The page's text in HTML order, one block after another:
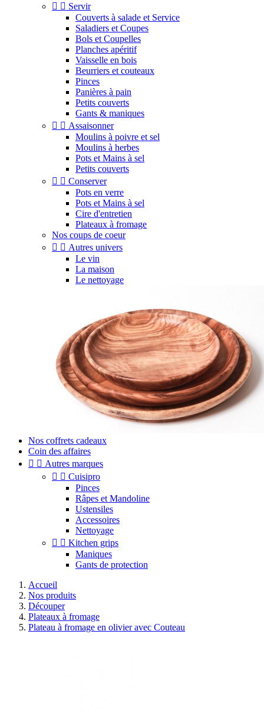
  Servir
Couverts à salade et Service
Saladiers et Coupes
Bols et Coupelles
Planches apéritif
Vaisselle en bois
Beurriers et couteaux
Pinces
Panières à pain
Petits couverts
Gants & maniques
  Assaisonner
Moulins à poivre et sel
Moulins à herbes
Pots et Mains à sel
Petits couverts
  Conserver
Pots en verre
Pots et Mains à sel
Cire d'entretien
Plateaux à fromage
Nos coups de coeur
  Autres univers
Le vin
La maison
Le nettoyage
Nos coffrets cadeaux
Coin des affaires
  Autres marques
  Cuisipro
Pinces
Râpes et Mandoline
Ustensiles
Accessoires
Nettoyage
  Kitchen grips
Maniques
Gants de protection
Accueil
Nos produits
Découper
Plateaux à fromage
Plateau à fromage en olivier avec Couteau